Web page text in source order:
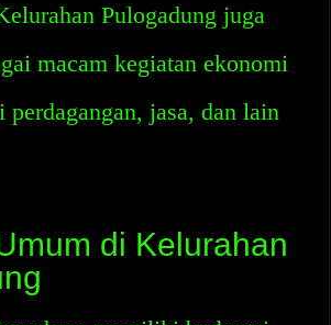
Pulogadung juga
macam kegiatan ekonomi
perdagangan, jasa, dan lain
di Kelurahan